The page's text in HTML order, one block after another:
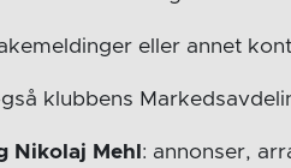
eller annet
klubbens
Nikolaj Mehl : annonser,